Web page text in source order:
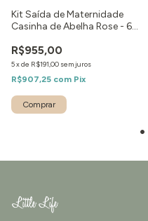
Kit Saída de Maternidade
Casinha de Abelha Rose - 6
R$955,00
5xde R$191,00 sem juros
R$907,25 com Pix
Comprar